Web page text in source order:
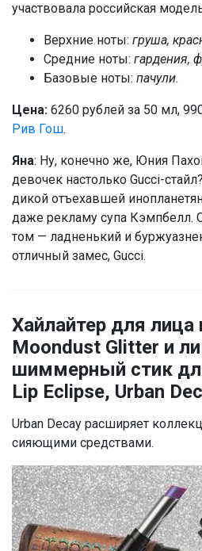
участвовала российская
Верхние ноты: груша,
Средние ноты: гардения,
Базовые ноты: пачули.
Цена: 6260 рублей за 50 мл,
Рив Гош.
Яна: Ну, конечно же, Юния
девочек настолько Gucci-
дикой отъехавшей
даже рекламу супа Кэмпбелл.
том — ладненький и
отличный замес, Gucci.
Хайлайтер для лица
Moondust Glitter и
шиммерный стик
Lip Eclipse, Urban
Urban Decay расширяет
сияющими средствами.